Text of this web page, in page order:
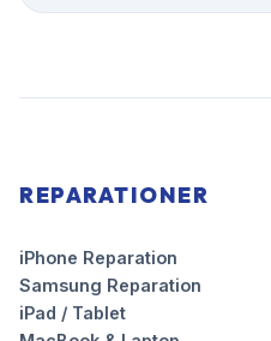
REPARATIONER
iPhone Reparation
Samsung Reparation
iPad / Tablet